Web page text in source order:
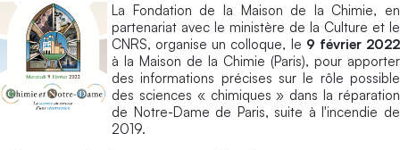
La Fondation de la Maison de la Chimie, en
partenariat avec le ministère de la Culture et le
CNRS, organise un colloque, le 9 février 2022
à la Maison de la Chimie (Paris), pour apporter
des informations précises sur le rôle possible
des sciences « chimiques » dans la réparation
de Notre-Dame de Paris, suite à l'incendie de
2019.